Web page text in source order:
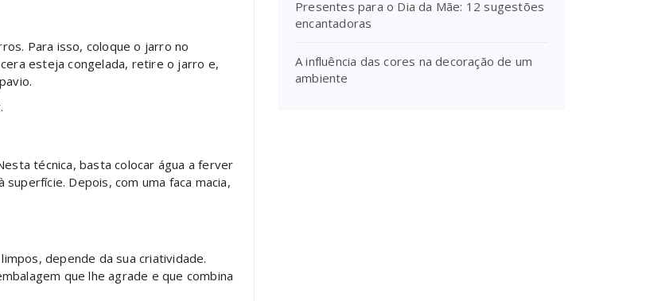
Para isso, coloque o jarro no
esteja congelada, retire o jarro e,
técnica, basta colocar água a ferver
Depois, com uma faca macia,
depende da sua criatividade.
que lhe agrade e que combina
Presentes para o Dia da Mãe: 12 sugestões
encantadoras
A influência das cores na decoração de um
ambiente